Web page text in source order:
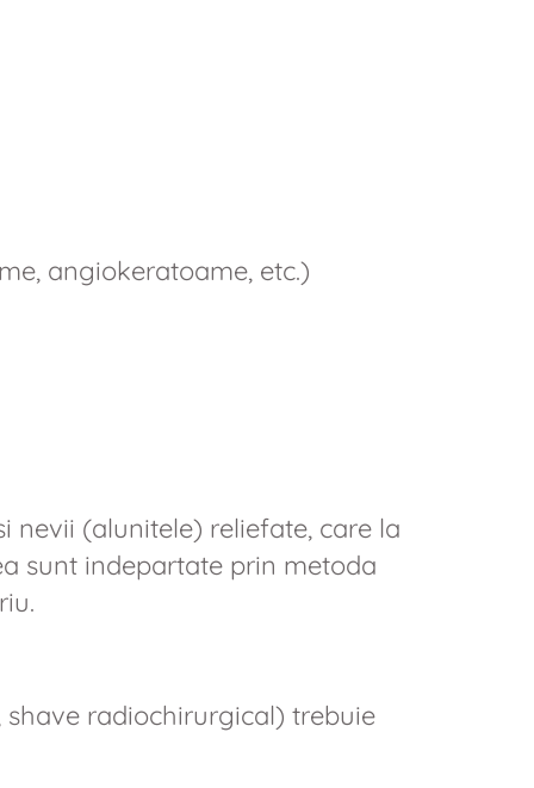
angiokeratoame, etc.)
nevii (alunitele) reliefate, care la
sunt indepartate prin metoda
radiochirurgical) trebuie